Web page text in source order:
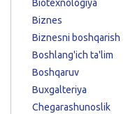
Biotexnologiya
Biznes
Biznesni boshqarish
Boshlang'ich ta'lim
Boshqaruv
Buxgalteriya
Chegarashunoslik